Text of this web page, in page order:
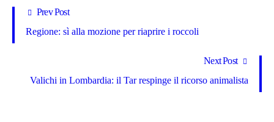
Prev Post
Regione: sì alla mozione per riaprire i roccoli
Next Post
Valichi in Lombardia: il Tar respinge il ricorso animalista